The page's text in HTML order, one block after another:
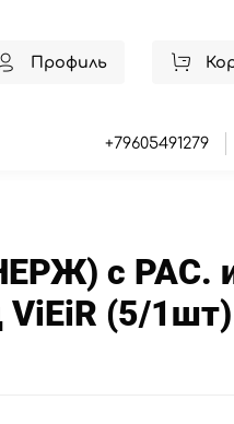
Профиль
+79605491279
с РАС.
ViEiR (5/